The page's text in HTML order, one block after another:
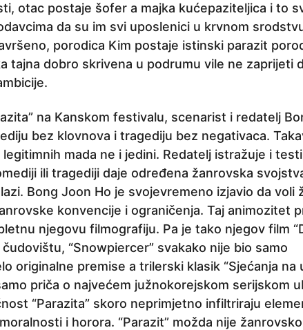
otac postaje šofer a majka kućepaziteljica i to
da su im svi uposlenici u krvnom
porodica Kim postaje istinski parazit
tajna dobro skrivena u podrumu vile ne zaprijeti
na Kanskom festivalu, scenarist i redatelj
bez klovnova i tragediju bez negativaca.
mada ne i jedini. Redatelj istražuje i
ili tragediji daje određena žanrovska
Bong Joon Ho je svojevremeno izjavio da voli
konvencije i ograničenja. Taj animozitet
njegovu filmografiju. Pa je tako njegov film
“Snowpiercer” svakako nije bio samo
originalne premise a trilerski klasik “Sjećanja na
priča o najvećem južnokorejskom serijskom
“Parazita” skoro neprimjetno infiltriraju
i horora. “Parazit” možda nije